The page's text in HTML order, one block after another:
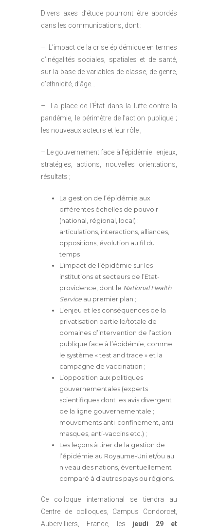
Divers axes d’étude pourront être abordés
dans les communications, dont :
– L’impact de la crise épidémique en termes
d’inégalités sociales, spatiales et de santé,
sur la base de variables de classe, de genre,
d’ethnicité, d’âge…
– La place de l’État dans la lutte contre la
pandémie, le périmètre de l’action publique ;
les nouveaux acteurs et leur rôle ;
– Le gouvernement face à l’épidémie : enjeux,
stratégies, actions, nouvelles orientations,
résultats ;
La gestion de l’épidémie aux
différentes échelles de pouvoir
(national, régional, local) :
articulations, interactions, alliances,
oppositions, évolution au fil du
temps ;
L’impact de l’épidémie sur les
institutions et secteurs de l’Etat-
providence, dont le National Health
Service au premier plan ;
L’enjeu et les conséquences de la
privatisation partielle/totale de
domaines d’intervention de l’action
publique face à l’épidémie, comme
le système « test and trace » et la
campagne de vaccination ;
L’opposition aux politiques
gouvernementales (experts
scientifiques dont les avis divergent
de la ligne gouvernementale ;
mouvements anti-confinement, anti-
masques, anti-vaccins etc.) ;
Les leçons à tirer de la gestion de
l’épidémie au Royaume-Uni et/ou au
niveau des nations, éventuellement
comparé à d’autres pays ou régions.
Ce colloque international se tiendra au
Centre de colloques, Campus Condorcet,
Aubervilliers, France, les jeudi 29 et